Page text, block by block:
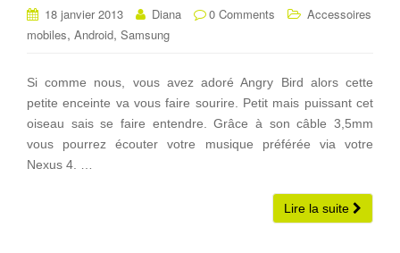
18 janvier 2013 Diana 0 Comments
Accessoires
mobiles, Android, Samsung
Si comme nous, vous avez adoré Angry Bird alors cette
petite enceinte va vous faire sourire. Petit mais puissant cet
oiseau sais se faire entendre. Grâce à son câble 3,5mm
vous pourrez écouter votre musique préférée via votre
Nexus 4. …
Lire la suite